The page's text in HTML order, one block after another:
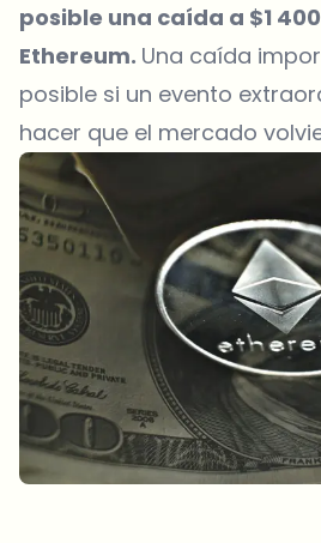
posible una caída a $1
Ethereum. Una caída
posible si un evento
hacer que el mercado